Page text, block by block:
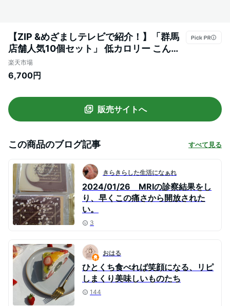
【ZIP &めざましテレビで紹介！】「群馬
店舗人気10個セット」 低カロリー こんに
ゃく ダイエット 低糖質 無添加 健康 おやつ
朝食 お取り寄せ プレゼント ギフト 敬老の
袋 訳あり 保存食 非常食 長期保存 ふわふわ
楽天市場
6,700円
販売サイトへ
この商品のブログ記事 すべて見る
きらきらした生活になぁれ
2024/01/26 MRIの診察結果をし
り、早くこの痛さから開放された
い。
3
おはる
ひとくち食べれば笑顔になる、リピ
しまくり美味しいものたち
144